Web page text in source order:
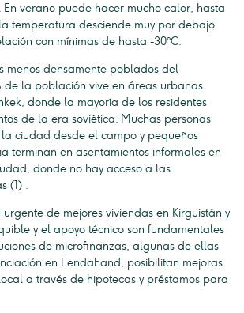
verano puede hacer mucho calor, hasta
temperatura desciende muy por debajo
con mínimas de hasta -30°C.
menos densamente poblados del
de la población vive en áreas urbanas
donde la mayoría de los residentes
de la era soviética. Muchas personas
ciudad desde el campo y pequeños
terminan en asentamientos informales en
donde no hay acceso a las
(1) .
de mejores viviendas en Kirguistán y
y el apoyo técnico son fundamentales
de microfinanzas, algunas de ellas
en Lendahand, posibilitan mejoras
a través de hipotecas y préstamos para